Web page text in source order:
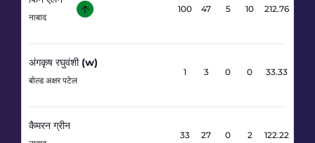
नाबाद
100 47 5 10 212.76
अंगकृष रघुवंशी (w)
बोल्ड अक्षर पटेल
1 3 0 0 33.33
कैमरन ग्रीन
33 27 0 2 122.22